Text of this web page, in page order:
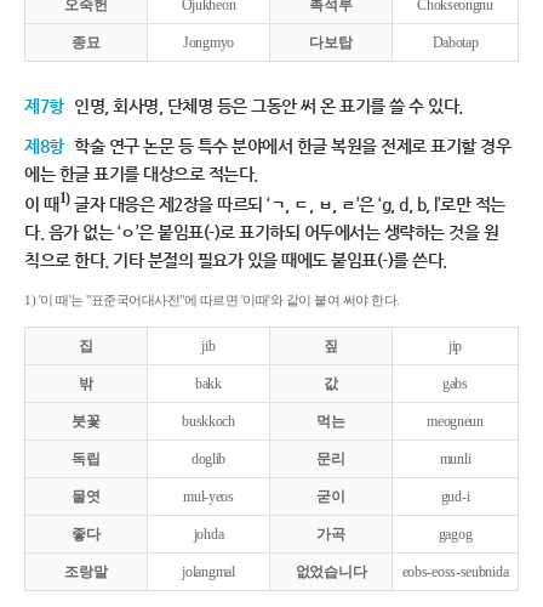
오죽헌 Ojukheon 촉석루 Chokseongnu
종묘 Jongmyo 다보탑 Dabotap
제7항 인명, 회사명, 단체명 등은 그동안 써 온 표기를 쓸 수 있다.
제8항 학술 연구 논문 등 특수 분야에서 한글 복원을 전제로 표기할 경우
에는 한글 표기를 대상으로 적는다.
이 때1)글자 대응은 제2장을 따르되 ‘ㄱ, ㄷ, ㅂ, ㄹ’은 ‘g, d, b, l’로만 적는
다. 음가 없는 ‘ㅇ’은 붙임표(-)로 표기하되 어두에서는 생략하는 것을 원
칙으로 한다. 기타 분절의 필요가 있을 때에도 붙임표(-)를 쓴다.
1) '이 때'는 "표준국어대사전"에 따르면 '이때'와 같이 붙여 써야 한다.
집 jib 짚 jip
밖 bakk 값 gabs
붓꽃 buskkoch 먹는 meogneun
독립 doglib 문리 munli
물엿 mul-yeos 굳이 gud-i
좋다 johda 가곡 gagog
조랑말 jolangmal 없었습니다 eobs-eoss-seubnida